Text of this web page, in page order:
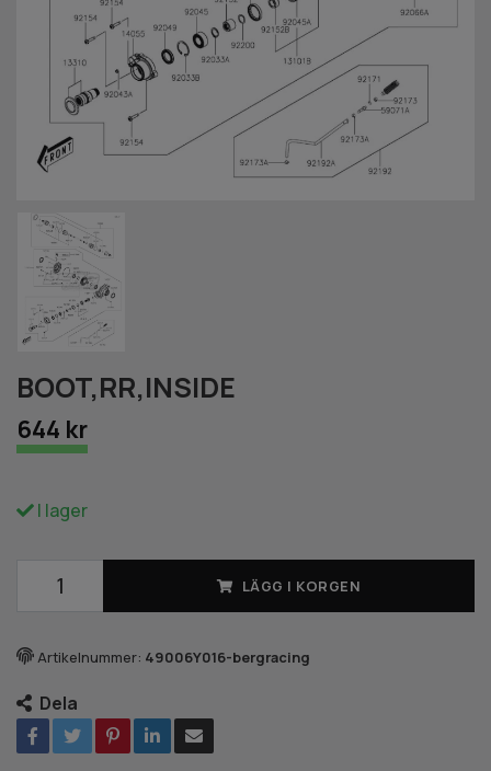
BOOT,RR,INSIDE
644 kr
I lager
LÄGG I KORGEN
Artikelnummer: 49006Y016-bergracing
Dela